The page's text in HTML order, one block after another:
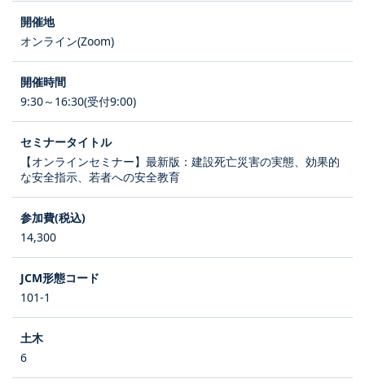
オンライン(Zoom)
9:30～16:30(受付9:00)
【オンラインセミナー】最新版：建設死亡災害の実態、効果的
な安全指示、若者への安全教育
14,300
101-1
6